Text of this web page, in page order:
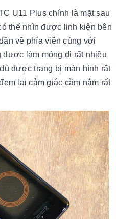
U11 Plus chính là mặt sau
thể nhìn được linh kiện bên
về phía viền cùng với
làm mỏng đi rất nhiều
được trang bị màn hình rất
lại cảm giác cầm nắm rất